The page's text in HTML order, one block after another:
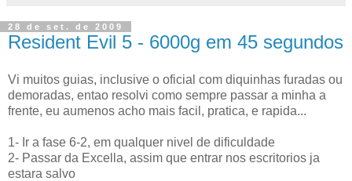
28 de set. de 2009
Resident Evil 5 - 6000g em 45 segundos
Vi muitos guias, inclusive o oficial com diquinhas furadas ou
demoradas, entao resolvi como sempre passar a minha a
frente, eu aumenos acho mais facil, pratica, e rapida...
1- Ir a fase 6-2, em qualquer nivel de dificuldade
2- Passar da Excella, assim que entrar nos escritorios ja
estara salvo